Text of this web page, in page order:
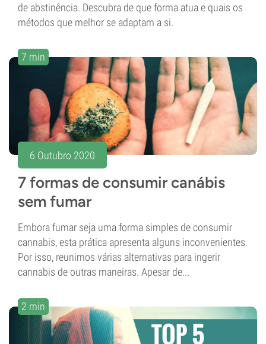
de abstinência. Descubra de que forma atua e quais os
métodos que melhor se adaptam a si.
7 min
6 Outubro 2020
7 formas de consumir canábis
sem fumar
Embora fumar seja uma forma simples de consumir
cannabis, esta prática apresenta alguns inconvenientes.
Por isso, reunimos várias alternativas para ingerir
cannabis de outras maneiras. Apesar de...
2 min